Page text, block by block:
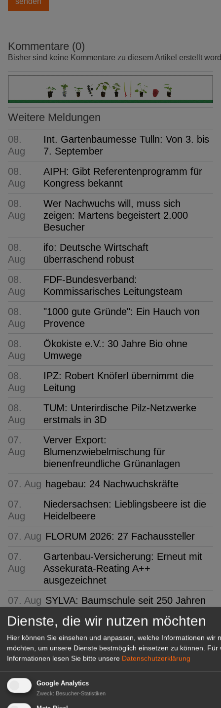
Kommentare (0)
Bisher sind keine Kommentare zu diesem Artikel erstellt
Weitere Meldungen
08.
Aug
Int. Gartenbaumesse Tulln: Von 3. bis
7. September
08.
Aug
AIPH: Gibt Referentenprogramm für
Kongress bekannt
08.
Aug
Wer Nachwuchs will, muss sich
zeigen: Martens begeistert 2.000
Besucher
08.
Aug
ifo: Deutsche Wirtschaft
überraschend robust
08.
Aug
FDF-Bundesverband:
Kommissarisches Leitungsteam
08.
Aug
"1000 gute Gründe": Ein Hauch von
Provence
08.
Aug
Ökokiste e.V.: 30 Jahre Bio ohne
Umwege
08.
Aug
IPZ: Robert Knöferl übernimmt die
Leitung
08.
Aug
TUM: Unterirdische Pilz-Netzwerke
erstmals in 3D
07.
Aug
Verver Export:
Blumenzwiebelmischung für
bienenfreundliche Grünanlagen
07. Aug hagebau: 24 Nachwuchskräfte
07.
Aug
Niedersachsen: Lieblingsbeere ist die
Heidelbeere
07. Aug FLORUM 2026: 27 Fachaussteller
07.
Aug
Gartenbau-Versicherung: Erneut mit
Assekurata-Reating A++
ausgezeichnet
07. Aug SYLVA: Baumschule seit 250 Jahren
GABOT Top-Jobs
Dienste, die wir nutzen möchten
Hier können Sie einsehen und anpassen, welche Informationen wir
möchten, um unsere Dienste bestmöglich einsetzen zu können. Für
Informationen lesen Sie bitte unsere Datenschutzerklärung
Google Analytics
Zweck: Besucher-Statistiken